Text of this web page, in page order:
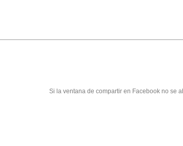
Si la ventana de compartir en Facebook no se